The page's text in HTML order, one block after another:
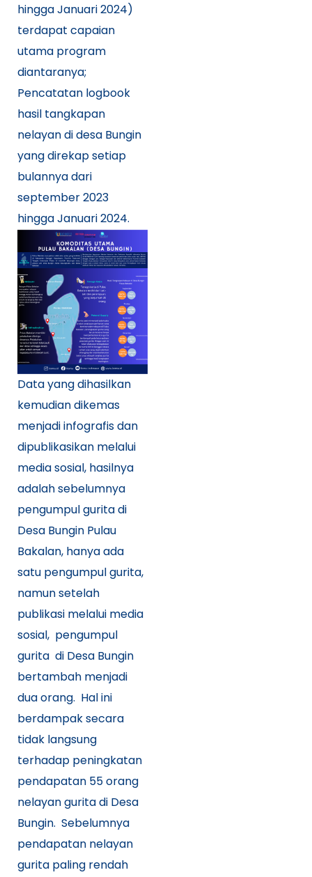
hingga Januari 2024)
terdapat capaian
utama program
diantaranya;
Pencatatan logbook
hasil tangkapan
nelayan di desa Bungin
yang direkap setiap
bulannya dari
september 2023
hingga Januari 2024.
Data yang dihasilkan
kemudian dikemas
menjadi infografis dan
dipublikasikan melalui
media sosial, hasilnya
adalah sebelumnya
pengumpul gurita di
Desa Bungin Pulau
Bakalan, hanya ada
satu pengumpul gurita,
namun setelah
publikasi melalui media
sosial, pengumpul
gurita di Desa Bungin
bertambah menjadi
dua orang. Hal ini
berdampak secara
tidak langsung
terhadap peningkatan
pendapatan 55 orang
nelayan gurita di Desa
Bungin. Sebelumnya
pendapatan nelayan
gurita paling rendah